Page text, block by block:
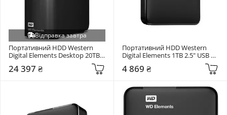
Відправка завтра
Портативний HDD Western
Digital Elements Desktop 20TB
(WDBWLG0200HBK-EESN)
24 397 ₴
Портативний HDD Western
Digital Elements 1TB 2.5" USB
3.0 Black (WDBUZG0010BBK-
WESN)
4 869 ₴